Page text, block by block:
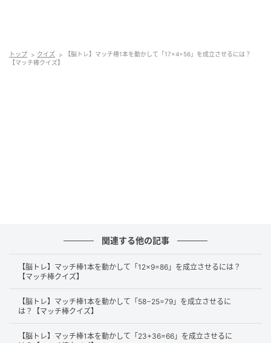
そして、マッチ棒を下へ移動させて、空いているスペ
トップ クイズ
【脳トレ】マッチ棒1本を動かして「17×4=56」を成立させるには？
【マッチ棒クイズ】
関連する他の記事
【脳トレ】マッチ棒1本を動かして「12×9=86」を成立させるには？
【マッチ棒クイズ】
【脳トレ】マッチ棒1本を動かして「58−25=79」を成立させるに
は？【マッチ棒クイズ】
【脳トレ】マッチ棒1本を動かして「23+36=66」を成立させるに